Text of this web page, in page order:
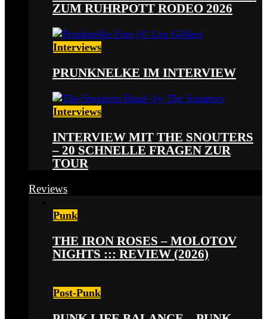
ZUM RUHRPOTT RODEO 2026
Interviews
PRUNKNELKE IM INTERVIEW
Interviews
INTERVIEW MIT THE SNOUTERS
– 20 SCHNELLE FRAGEN ZUR
TOUR
Reviews
Punk
THE IRON ROSES – MOLOTOV
NIGHTS ::: REVIEW (2026)
Post-Punk